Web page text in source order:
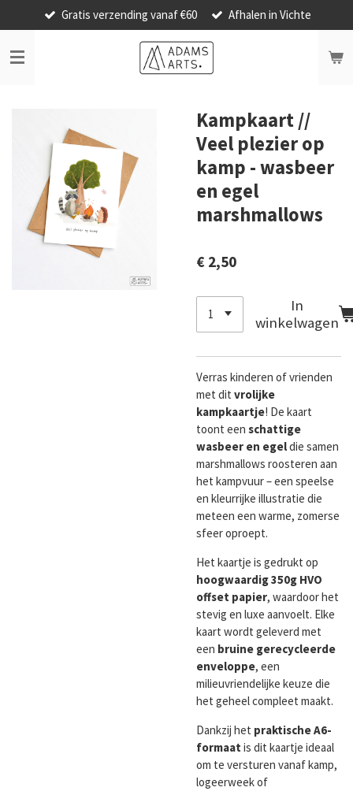
direct
naar
de
Gratis verzending vanaf €60 Afhalen in Vichte
Kampkaart //
Veel plezier op
kamp - wasbeer
en egel
marshmallows
€ 2,50
In
winkelwagen
Verras kinderen of vrienden
met dit vrolijke
kampkaartje! De kaart
toont een schattige
wasbeer en egeldie samen
marshmallows roosteren aan
het kampvuur – een speelse
en kleurrijke illustratie die
meteen een warme, zomerse
sfeer oproept.
Het kaartje is gedrukt op
hoogwaardig 350g HVO
offset papier, waardoor het
stevig en luxe aanvoelt. Elke
kaart wordt geleverd met
een bruine gerecycleerde
enveloppe, een
milieuvriendelijke keuze die
het geheel compleet maakt.
Dankzij het praktische A6-
formaat is dit kaartje ideaal
om te versturen vanaf kamp,
logeerweek of